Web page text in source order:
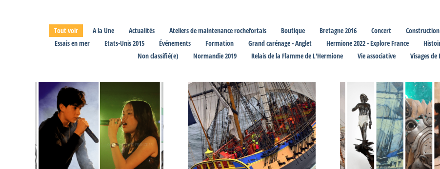
Tout voir A la Une Actualités Ateliers de maintenance rochefortais Boutique Bretagne 2016 Concert
Essais en mer
Etats-Unis 2015 Événements Formation Grand carénage - Anglet Hermione 2022 - Explore France
Non classifié(e)
Normandie 2019 Relais de la Flamme de L'Hermione Vie associative Visages